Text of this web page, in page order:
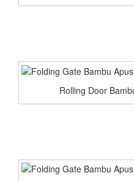
Rolling Door